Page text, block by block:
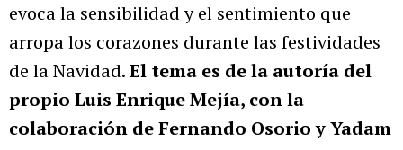
evoca la sensibilidad y el sentimiento que
arropa los corazones durante las festividades
de la Navidad.El tema es de la autoría del
propio Luis Enrique Mejía, con la
colaboración de Fernando Osorio y Yadam